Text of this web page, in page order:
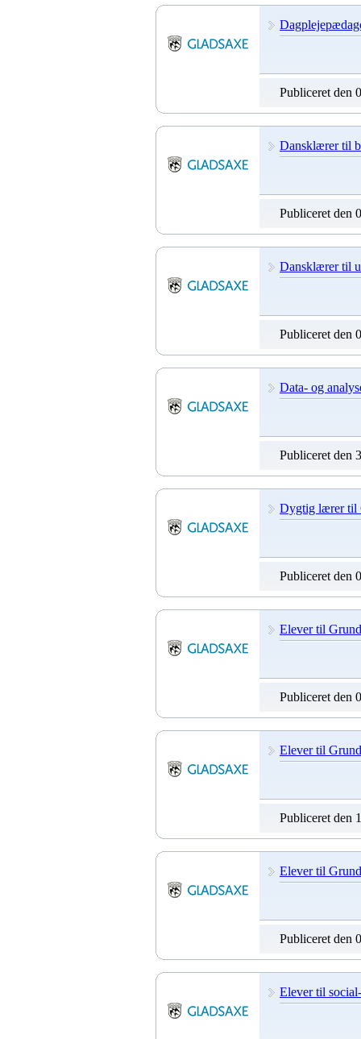
Publiceret den
Dansklærer til
Publiceret den
Dansklærer til
Publiceret den
Data- og
Publiceret den
Dygtig lærer til
Publiceret den
Elever til
Publiceret den
Elever til
Publiceret den
Elever til
Publiceret den
Elever til